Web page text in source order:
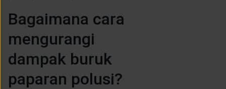
Bagaimana cara
mengurangi
dampak buruk
paparan polusi?